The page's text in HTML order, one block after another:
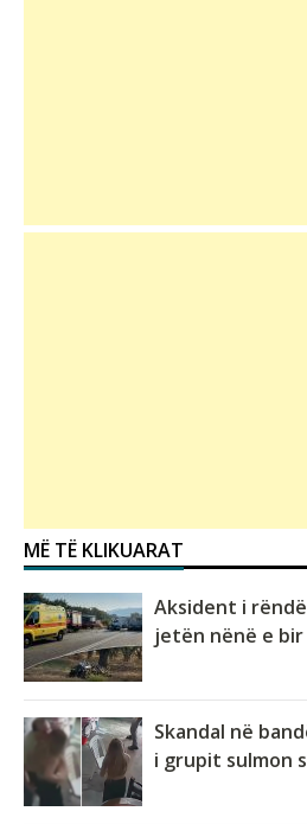
MË TË KLIKUARAT
Aksident i
jetën nënë e bir
Skandal në
i grupit sulmon